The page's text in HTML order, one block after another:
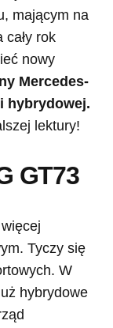
mającym na
rok
nowy
Mercedes-
hybrydowej.
lektury!
GT73
Tyczy się
W
hybrydowe